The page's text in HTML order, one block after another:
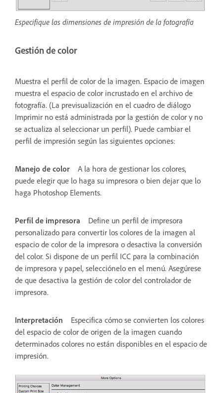
Especifique las dimensiones de impresión de la fotografía
Gestión de color
Muestra el perfil de color de la imagen. Espacio de imagen
muestra el espacio de color incrustado en el archivo de
fotografía. (La previsualización en el cuadro de diálogo
Imprimir no está administrada por la gestión de color y no
se actualiza al seleccionar un perfil). Puede cambiar el
perfil de impresión según las siguientes opciones:
Manejo de color
A la hora de gestionar los colores,
puede elegir que lo haga su impresora o bien dejar que lo
haga Photoshop Elements.
Perfil de impresora
Define un perfil de impresora
personalizado para convertir los colores de la imagen al
espacio de color de la impresora o desactiva la conversión
del color. Si dispone de un perfil ICC para la combinación
de impresora y papel, selecciónelo en el menú. Asegúrese
de que desactiva la gestión de color del controlador de
impresora.
Interpretación
Especifica cómo se convierten los colores
del espacio de color de origen de la imagen cuando
determinados colores no están disponibles en el espacio de
impresión.